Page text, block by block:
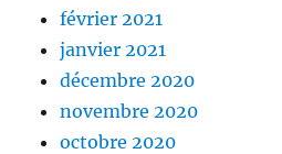
février 2021
janvier 2021
décembre 2020
novembre 2020
octobre 2020